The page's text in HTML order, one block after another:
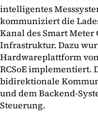
intelligentes
kommuniziert die
Kanal des Smart
Infrastruktur. Dazu
Hardwareplattform
RCSoE implementiert.
bidirektionale
und dem Backend-
Steuerung.